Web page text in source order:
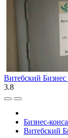
Витебский Бизнес
3.8
Бизнес-
Витебский